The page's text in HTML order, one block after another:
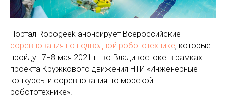
Портал Robogeek анонсирует Всероссийские
соревнования по подводной робототехнике, которые
пройдут 7−8 мая 2021 г. во Владивостоке в рамках
проекта Кружкового движения НТИ «Инженерные
конкурсы и соревнования по морской
робототехнике».